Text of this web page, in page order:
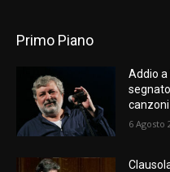
Primo Piano
Addio a
6 Agosto